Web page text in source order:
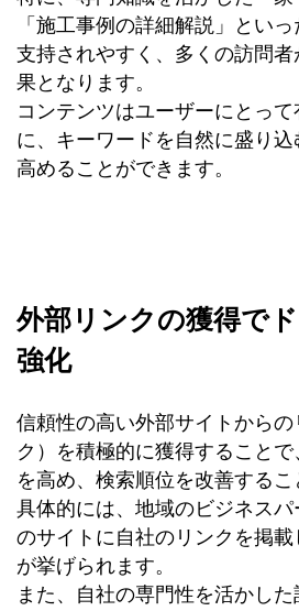
「施工事例の詳細解説」とい
支持されやすく、多くの訪問
果となります。
コンテンツはユーザーにとっ
に、キーワードを自然に盛り
高めることができます。
外部リンクの獲得で
強化
信頼性の高い外部サイトから
ク）を積極的に獲得すること
を高め、検索順位を改善するこ
具体的には、地域のビジネス
のサイトに自社のリンクを掲
が挙げられます。
また、自社の専門性を活かし